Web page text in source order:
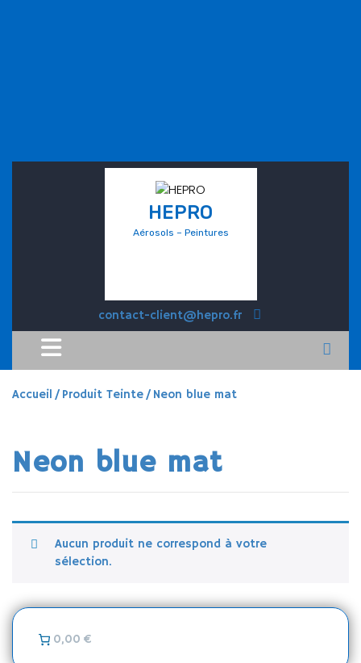
HEPRO
Aérosols – Peintures
contact-client@hepro.fr
Accueil / Produit Teinte / Neon blue mat
Neon blue mat
Aucun produit ne correspond à votre
sélection.
0,00 €